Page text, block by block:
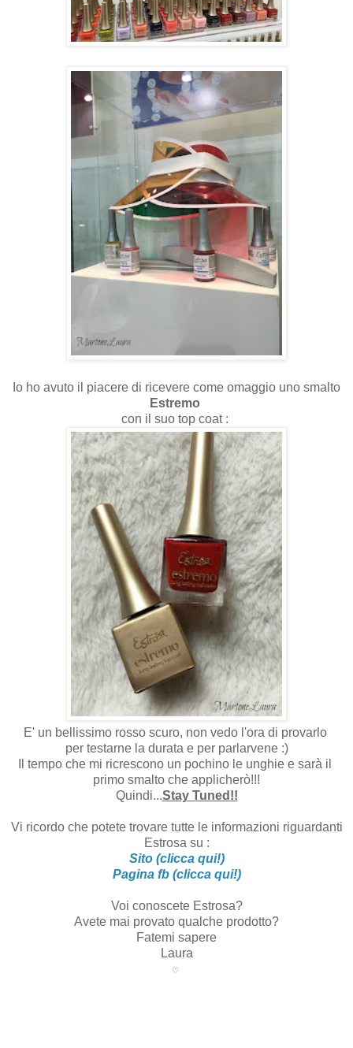
Io ho avuto il piacere di ricevere come omaggio uno smalto
Estremo
con il suo top coat :
E' un bellissimo rosso scuro, non vedo l'ora di provarlo
per testarne la durata e per parlarvene :)
Il tempo che mi ricrescono un pochino le unghie e sarà il
primo smalto che applicherò!!!
Quindi...Stay Tuned !!
Vi ricordo che potete trovare tutte le informazioni riguardanti
Estrosa su :
Sito (clicca qui!)
Pagina fb (clicca qui!)
Voi conoscete Estrosa?
Avete mai provato qualche prodotto?
Fatemi sapere
Laura
♡